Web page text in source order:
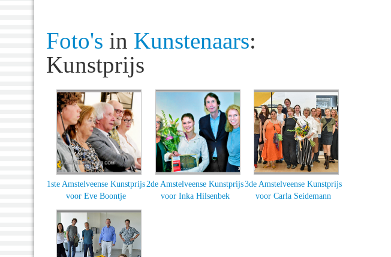
Foto's in Kunstenaars:
Kunstprijs
1ste Amstelveense Kunstprijs
voor Eve Boontje
2de Amstelveense Kunstprijs
voor Inka Hilsenbek
3de Amstelveense Kunstprijs
voor Carla Seidemann